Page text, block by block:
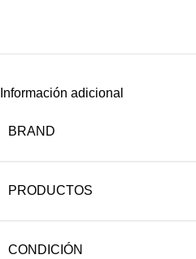
Información adicional
BRAND
PRODUCTOS
CONDICIÓN